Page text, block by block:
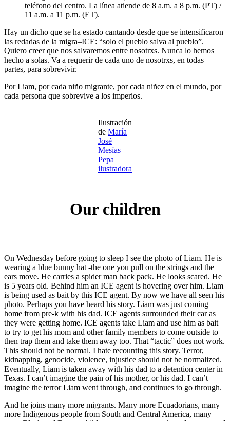
teléfono del centro. La línea atiende de 8 a.m. a 8 p.m. (PT) /
11 a.m. a 11 p.m. (ET).
Hay un dicho que se ha estado cantando desde que se intensificaron
las redadas de la migra–ICE: “solo el pueblo salva al pueblo”.
Quiero creer que nos salvaremos entre nosotrxs. Nunca lo hemos
hecho a solas. Va a requerir de cada uno de nosotrxs, en todas
partes, para sobrevivir.
Por Liam, por cada niño migrante, por cada niñez en el mundo, por
cada persona que sobrevive a los imperios.
Ilustración
de María
José
Mesías –
Pepa
ilustradora
Our children
On Wednesday before going to sleep I see the photo of Liam. He is
wearing a blue bunny hat -the one you pull on the strings and the
ears move. He carries a spider man back pack. He looks scared. He
is 5 years old. Behind him an ICE agent is hovering over him. Liam
is being used as bait by this ICE agent. By now we have all seen his
photo. Perhaps you have heard his story. Liam was just coming
home from pre-k with his dad. ICE agents surrounded their car as
they were getting home. ICE agents take Liam and use him as bait
to try to get his mom and other family members to come outside to
then trap them and take them away too. That “tactic” does not work.
This should not be normal. I hate recounting this story. Terror,
kidnapping, genocide, violence, injustice should not be normalized.
Eventually, Liam is taken away with his dad to a detention center in
Texas. I can’t imagine the pain of his mother, or his dad. I can’t
imagine the terror Liam went through, and continues to go through.
And he joins many more migrants. Many more Ecuadorians, many
more Indigenous people from South and Central America, many